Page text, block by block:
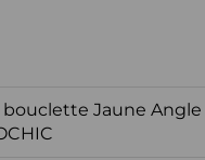
bouclette Jaune Angle